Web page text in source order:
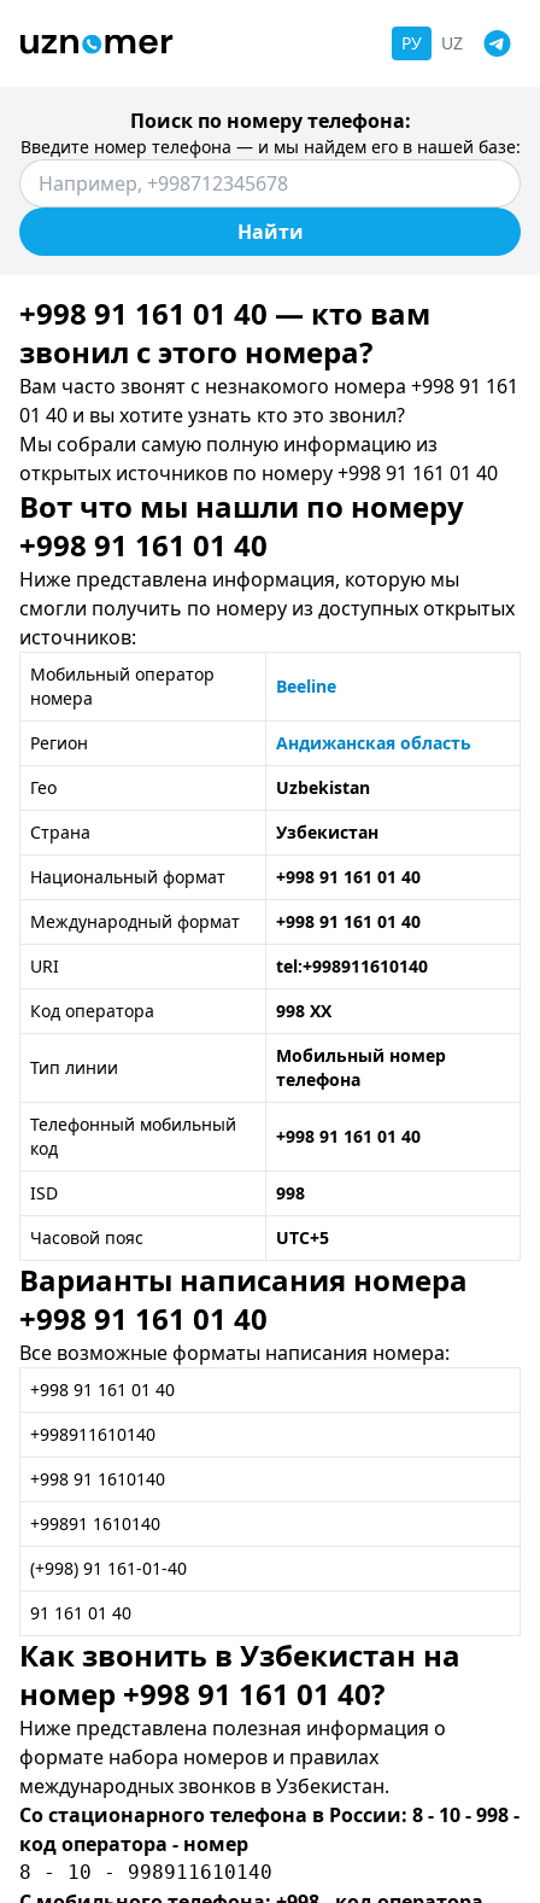
РУ UZ
Поиск по номеру телефона:
Введите номер телефона — и мы найдем его в нашей базе:
Найти
+998 91 161 01 40 — кто вам
звонил c этого номера?
Вам часто звонят с незнакомого номера +998 91 161
01 40 и вы хотите узнать кто это звонил?
Мы собрали самую полную информацию из
открытых источников по номеру +998 91 161 01 40
Вот что мы нашли по номеру
+998 91 161 01 40
Ниже представлена информация, которую мы
смогли получить по номеру из доступных открытых
источников:
Мобильный оператор
номера
Beeline
Регион
Андижанская область
Гео
Uzbekistan
Страна
Узбекистан
Национальный формат
+998 91 161 01 40
Международный формат
+998 91 161 01 40
URI
tel:+998911610140
Код оператора
998 XX
Тип линии
Мобильный номер
телефона
Телефонный мобильный
код
+998 91 161 01 40
ISD
998
Часовой пояс
UTC+5
Варианты написания номера
+998 91 161 01 40
Все возможные форматы написания номера:
+998 91 161 01 40
+998911610140
+998 91 1610140
+99891 1610140
(+998) 91 161-01-40
91 161 01 40
Как звонить в Узбекистан на
номер +998 91 161 01 40?
Ниже представлена полезная информация о
формате набора номеров и правилах
международных звонков в Узбекистан.
Со стационарного телефона в России: 8 - 10 - 998 -
код оператора - номер
8 - 10 - 998911610140